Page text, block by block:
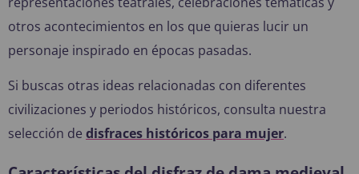
otros acontecimientos en los que quieras lucir un
personaje inspirado en épocas pasadas.
Si buscas otras ideas relacionadas con diferentes
civilizaciones y periodos históricos, consulta nuestra
selección de disfraces históricos para mujer.